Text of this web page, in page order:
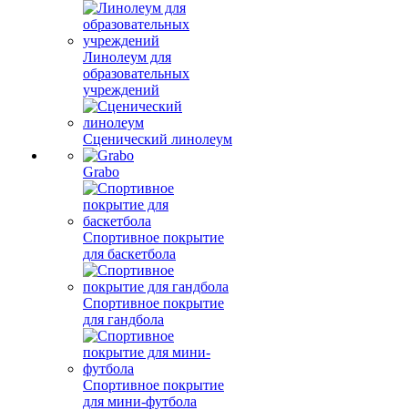
Линолеум для
образовательных
учреждений
Сценический линолеум
Grabo
Спортивное покрытие
для баскетбола
Спортивное покрытие
для гандбола
Спортивное покрытие
для мини-футбола